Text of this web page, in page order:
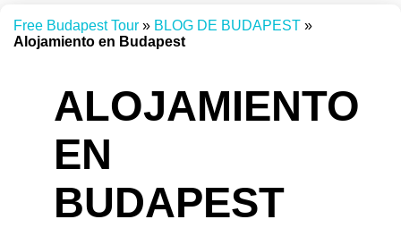
Free Budapest Tour » BLOG DE BUDAPEST »
Alojamiento en Budapest
ALOJAMIENTO
EN
BUDAPEST